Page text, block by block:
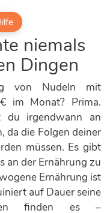
niemals
Dingen
von Nudeln mit
im Monat? Prima.
du irgendwann an
da die Folgen deiner
müssen. Es gibt
an der Ernährung zu
Ernährung ist
auf Dauer seine
finden es –